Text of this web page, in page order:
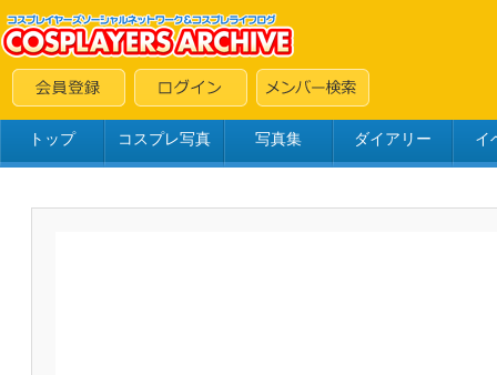
トップ コスプレ写真 写真集 ダイアリー イ